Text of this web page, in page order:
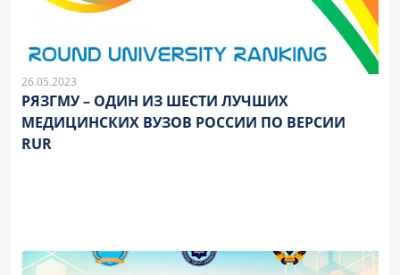
26.05.2023
РЯЗГМУ – ОДИН ИЗ ШЕСТИ ЛУЧШИХ
МЕДИЦИНСКИХ ВУЗОВ РОССИИ ПО ВЕРСИИ
RUR